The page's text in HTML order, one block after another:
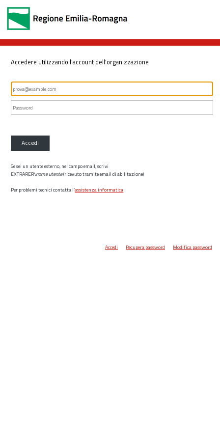
Accedere utilizzando l'account dell'organizzazione
Accedi
Se sei un utente esterno, nel campo email, scrivi
EXTRARER\nome utente(ricevuto tramite email di abilitazione)
Per problemi tecnici contatta l’assistenza informatica.
Accedi Recupera password Modifica password